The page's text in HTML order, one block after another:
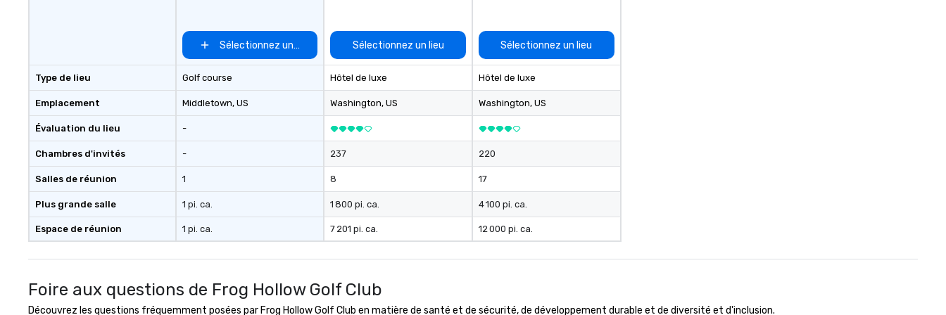
celebrities, and private groups
across the country break down
walls, get to know each other, and
create LASTING memories
through magic. | If you're looking
for a personable, engaging, and
mind blowing experience for your
group - send me/my team a
message!
Type de lieu
Emplacement
Évaluation du lieu
Chambres d'invités
Salles de réunion
Plus grande salle
Espace de réunion
Sélectionnez un lieu
Golf course
Middletown, US
-
-
1
1 pi. ca.
1 pi. ca.
Sélectionnez un lieu
Hôtel de luxe
Washington, US
237
8
1 800 pi. ca.
7 201 pi. ca.
Sélectionnez un lieu
Hôtel de luxe
Washington, US
220
17
4 100 pi. ca.
12 000 pi. ca.
Foire aux questions de Frog Hollow Golf Club
Découvrez les questions fréquemment posées par Frog Hollow Golf Club en matière de santé et de sécurité, de développement durable et de diversité et d'inclusion.